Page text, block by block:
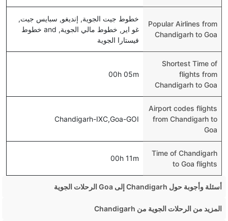
Popular Airlines from
Chandigarh to Goa
خطوط جيت الجوية, إنديغو, سبايس جيت,
غو اير, خطوط مالي الجوية, and خطوط
فيستارا الجوية
Shortest Time of
flights from
Chandigarh to Goa
00h 05m
Airport codes flights
from Chandigarh to
Goa
Chandigarh-IXC,Goa-GOI
Time of Chandigarh
to Goa flights
00h 11m
أسئلة وأجوبة حول Chandigarh إلى Goa الرحلات الجوية
هل صحيح أن IndiGo تستغرق وقتا أقل في رحلة مباشرة من المزيد من الرحلات الجوية من Chandigarh